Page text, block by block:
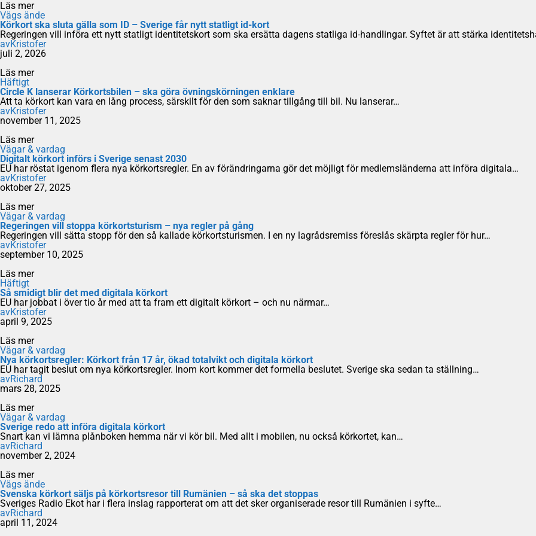
Läs mer
Vägs ände
Körkort ska sluta gälla som ID – Sverige får nytt statligt id-kort
Regeringen vill införa ett nytt statligt identitetskort som ska ersätta dagens statliga id-handlingar. Syftet är att stärka
avKristofer
juli 2, 2026
Läs mer
Häftigt
Circle K lanserar Körkortsbilen – ska göra övningskörningen enklare
Att ta körkort kan vara en lång process, särskilt för den som saknar tillgång till bil. Nu lanserar…
avKristofer
november 11, 2025
Läs mer
Vägar & vardag
Digitalt körkort införs i Sverige senast 2030
EU har röstat igenom flera nya körkortsregler. En av förändringarna gör det möjligt för medlemsländerna att införa digitala…
avKristofer
oktober 27, 2025
Läs mer
Vägar & vardag
Regeringen vill stoppa körkortsturism – nya regler på gång
Regeringen vill sätta stopp för den så kallade körkortsturismen. I en ny lagrådsremiss föreslås skärpta regler för hur…
avKristofer
september 10, 2025
Läs mer
Häftigt
Så smidigt blir det med digitala körkort
EU har jobbat i över tio år med att ta fram ett digitalt körkort – och nu närmar…
avKristofer
april 9, 2025
Läs mer
Vägar & vardag
Nya körkortsregler: Körkort från 17 år, ökad totalvikt och digitala körkort
EU har tagit beslut om nya körkortsregler. Inom kort kommer det formella beslutet. Sverige ska sedan ta ställning…
avRichard
mars 28, 2025
Läs mer
Vägar & vardag
Sverige redo att införa digitala körkort
Snart kan vi lämna plånboken hemma när vi kör bil. Med allt i mobilen, nu också körkortet, kan…
avRichard
november 2, 2024
Läs mer
Vägs ände
Svenska körkort säljs på körkortsresor till Rumänien – så ska det stoppas
Sveriges Radio Ekot har i flera inslag rapporterat om att det sker organiserade resor till Rumänien i syfte…
avRichard
april 11, 2024